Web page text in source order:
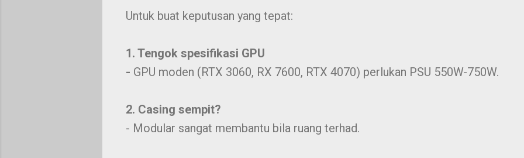
Untuk buat keputusan yang tepat:
1. Tengok spesifikasi GPU
- GPU moden (RTX 3060, RX 7600, RTX 4070) perlukan PSU 550W-750W.
2. Casing sempit?
- Modular sangat membantu bila ruang terhad.